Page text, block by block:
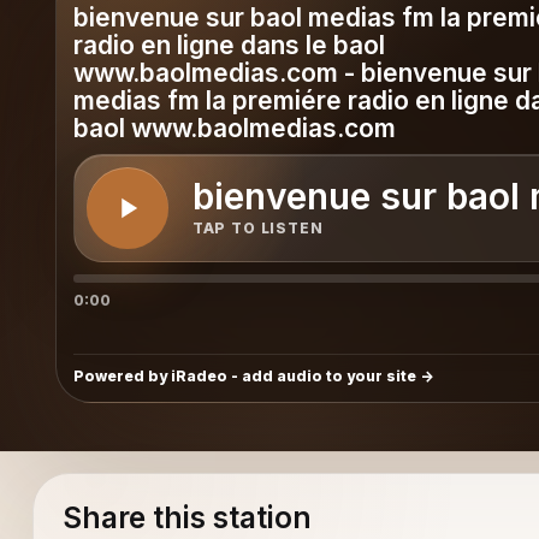
fm
bienvenue sur baol medias fm la
radio en ligne dans le baol
www.baolmedias.com - bienvenue sur
medias fm la premiére radio en ligne
baol www.baolmedias.com
bienvenue sur baol
TAP TO LISTEN
0:00
Powered by iRadeo - add audio to your site
Share this station